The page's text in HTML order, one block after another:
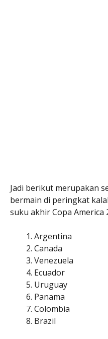
Jadi berikut merupakan
bermain di peringkat
suku akhir Copa America
Argentina
Canada
Venezuela
Ecuador
Uruguay
Panama
Colombia
Brazil